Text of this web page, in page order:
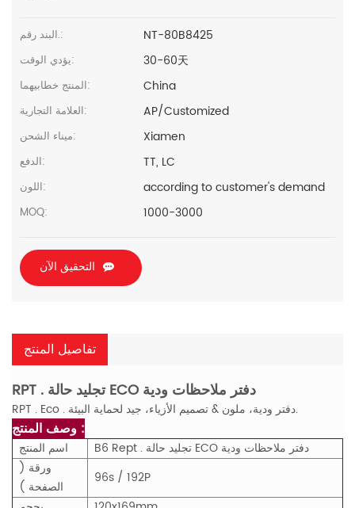
البند رقم.: NT-80B8425
يؤدي الوقت: 30-60天
المنتج خطابيهما: China
العلامة التجارية: AP/Customized
ميناء الشحن: Xiamen
الدفع: TT, LC
اللون: according to customer's demand
MOQ: 1000-3000
التحقيق الآن
تفاصيل المنتج
RPT . تجليد حالة ECO دفتر ملاحظات ودية
RPT . Eco . دفتر ودية، ملون & تصميم الأزياء، جيد لحماية البيئة.
وصف المنتج :
اسم المنتج
B6 Rept . تجليد حالة ECO دفتر ملاحظات ودية
ورقة (
الصفحة )
96s / 192P